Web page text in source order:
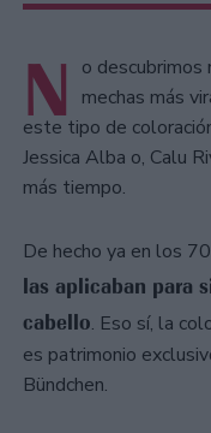
N
o descubrimos
mechas más
este tipo de
Jessica Alba o, Calu
más tiempo.
De hecho ya en los
las aplicaban para
cabello. Eso sí, la
es patrimonio
Bündchen.